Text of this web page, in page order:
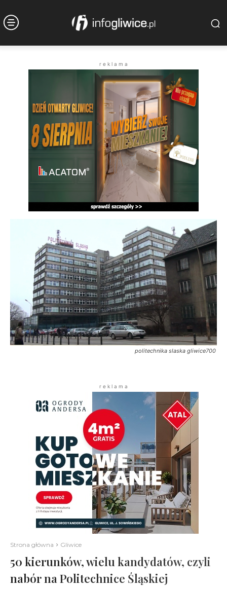
r e k l a m a
politechnika slaska gliwice700
r e k l a m a
Strona główna Gliwice
50 kierunków, wielu kandydatów, czyli
nabór na Politechnice Śląskiej